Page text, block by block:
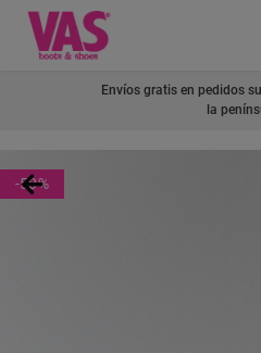
Envíos gratis en pedidos
la
-50%